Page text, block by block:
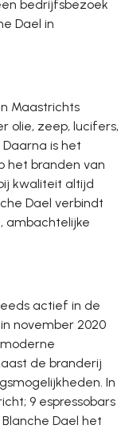
bedrijfsbezoek
Dael in
Maastrichts
olie, zeep, lucifers,
is het
het branden van
kwaliteit altijd
Dael verbindt
ambachtelijke
actief in de
november 2020
de branderij
In
9 espressobars
Dael het